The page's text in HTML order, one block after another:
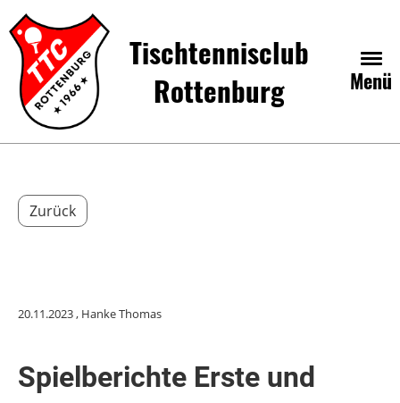
Menü
Tischtennisclub
Rottenburg
Zurück
20.11.2023, Hanke Thomas
Spielberichte Erste und